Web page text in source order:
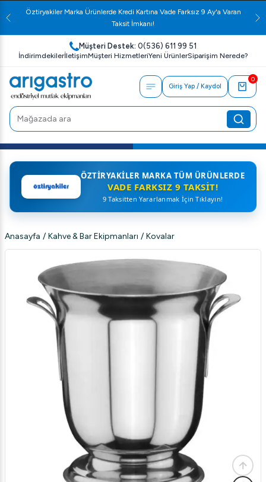
Öztiryakiler Marka Ürünlerde Kredi Kartına Vade Farksız 9 Ay'a Varan
Taksit İmkanı!
Müşteri Destek: 0(536) 611 99 51
İndirimdekilerİletişimMüşteri HizmetleriYeni ÜrünlerSiparişim Nerede?
Giriş Yap / Kaydol
0
ÖZTIRYAKILER MARKA TÜM ÜRÜNLERDE
VADE FARKSIZ 9 TAKSIT!
9 Taksitten Yararlanmak İçin Tıklayın!
Anasayfa / Kahve & Bar Ekipmanları / Kovalar